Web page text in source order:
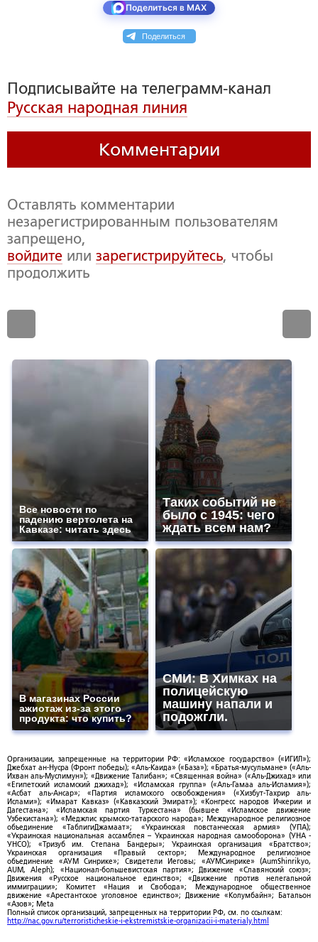
Поделиться в MAX
Поделиться
Подписывайте на телеграмм-канал
Русская народная линия
Комментарии
Оставлять комментарии
незарегистрированным пользователям
запрещено,
войдите или зарегистрируйтесь, чтобы
продолжить
Все новости по
падению вертолета на
Кавказе: читать здесь
Таких событий не
было с 1945: чего
ждать всем нам?
В магазинах России
ажиотаж из-за этого
продукта: что купить?
СМИ: В Химках на
полицейскую
машину напали и
подожгли.
Организации, запрещенные на территории РФ: «Исламское государство» («ИГИЛ»);
Джебхат ан-Нусра (Фронт победы); «Аль-Каида» («База»); «Братья-мусульмане» («Аль-
Ихван аль-Муслимун»); «Движение Талибан»; «Священная война» («Аль-Джихад» или
«Египетский исламский джихад»); «Исламская группа» («Аль-Гамаа аль-Исламия»);
«Асбат аль-Ансар»; «Партия исламского освобождения» («Хизбут-Тахрир аль-
Ислами»); «Имарат Кавказ» («Кавказский Эмират»); «Конгресс народов Ичкерии и
Дагестана»; «Исламская партия Туркестана» (бывшее «Исламское движение
Узбекистана»); «Меджлис крымско-татарского народа»; Международное религиозное
объединение «ТаблигиДжамаат»; «Украинская повстанческая армия» (УПА);
«Украинская национальная ассамблея – Украинская народная самооборона» (УНА -
УНСО); «Тризуб им. Степана Бандеры»; Украинская организация «Братство»;
Украинская организация «Правый сектор»; Международное религиозное
объединение «АУМ Синрике»; Свидетели Иеговы; «АУМСинрике» (AumShinrikyo,
AUM, Aleph); «Национал-большевистская партия»; Движение «Славянский союз»;
Движения «Русское национальное единство»; «Движение против нелегальной
иммиграции»; Комитет «Нация и Свобода»; Международное общественное
движение «Арестантское уголовное единство»; Движение «Колумбайн»; Батальон
«Азов»; Meta
Полный список организаций, запрещенных на территории РФ, см. по ссылкам:
http://nac.gov.ru/terroristicheskie-i-ekstremistskie-organizacii-i-materialy.html